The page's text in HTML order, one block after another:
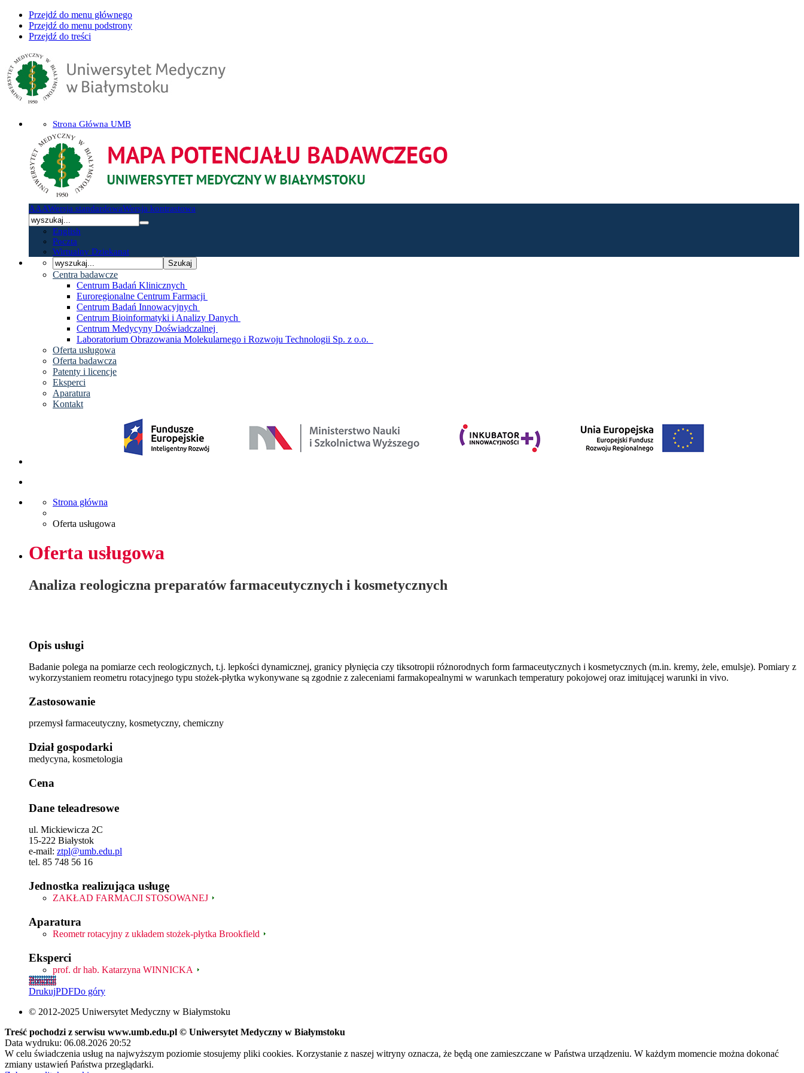
Przejdź do menu głównego
Przejdź do menu podstrony
Przejdź do treści
Strona Główna UMB
AAAWersja standardowaWersja kontrastowa
English
Poczta
Wirtualny Dziekanat
Szukaj
Centra badawcze
Centrum Badań Klinicznych
Euroregionalne Centrum Farmacji
Centrum Badań Innowacyjnych
Centrum Bioinformatyki i Analizy Danych
Centrum Medycyny Doświadczalnej
Laboratorium Obrazowania Molekularnego i Rozwoju Technologii Sp. z o.o.
Oferta usługowa
Oferta badawcza
Patenty i licencje
Eksperci
Aparatura
Kontakt
Strona główna
Oferta usługowa
Oferta usługowa
Analiza reologiczna preparatów farmaceutycznych i kosmetycznych
Opis usługi
Badanie polega na pomiarze cech reologicznych, t.j. lepkości dynamicznej, granicy płynięcia czy tiksotropii różnorodnych form farmaceutycznych i kosmetycznych (m.in. kremy, żele, emulsje). Pomiary z
wykorzystaniem reometru rotacyjnego typu stożek-płytka wykonywane są zgodnie z zaleceniami farmakopealnymi w warunkach temperatury pokojowej oraz imitującej warunki in vivo.
Zastosowanie
przemysł farmaceutyczny, kosmetyczny, chemiczny
Dział gospodarki
medycyna, kosmetologia
Cena
Dane teleadresowe
ul. Mickiewicza 2C
15-222 Białystok
e-mail: ztpl@umb.edu.pl
tel. 85 748 56 16
Jednostka realizująca usługę
ZAKŁAD FARMACJI STOSOWANEJ
Aparatura
Reometr rotacyjny z układem stożek-płytka Brookfield
Eksperci
prof. dr hab. Katarzyna WINNICKA
Powrót
DrukujPDFDo góry
© 2012-2025 Uniwersytet Medyczny w Białymstoku
Treść pochodzi z serwisu www.umb.edu.pl © Uniwersytet Medyczny w Białymstoku
Data wydruku: 06.08.2026 20:52
W celu świadczenia usług na najwyższym poziomie stosujemy pliki cookies. Korzystanie z naszej witryny oznacza, że będą one zamieszczane w Państwa urządzeniu. W każdym momencie można dokonać
zmiany ustawień Państwa przeglądarki.